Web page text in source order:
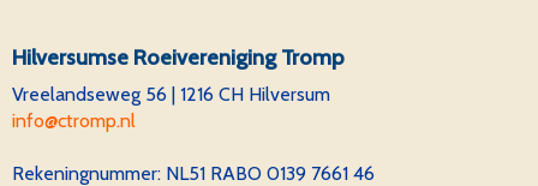
Hilversumse Roeivereniging Tromp
Vreelandseweg 56 | 1216 CH Hilversum
ofni@ctromp.nl
Rekeningnummer: NL51 RABO 0139 7661 46